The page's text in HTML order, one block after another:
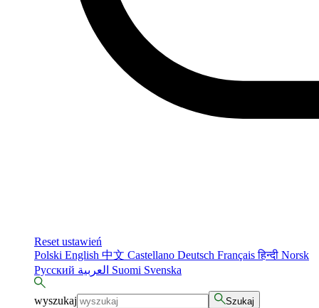
Reset ustawień
Polski English 中文 Castellano Deutsch Françaisहिन्दी Norsk
Русский
Suomi Svenska
wyszukaj Szukaj